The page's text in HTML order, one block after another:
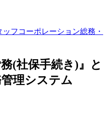
ッフコーポレーション総務・
(社保手続き)』と
理システム